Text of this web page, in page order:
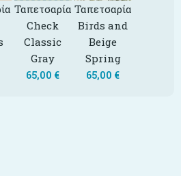
Ταπετσαρία
Check
Classic
Gray
65,00 €
Ταπετσαρία
Birds and
Beige
Spring
65,00 €